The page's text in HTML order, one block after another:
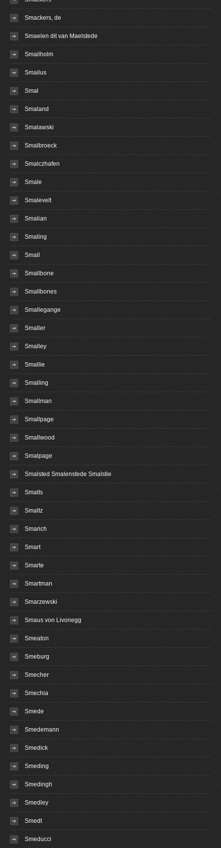
Smackers, de
Smaelen dit van Maelstede
Smailholm
Smailus
Smal
Smaland
Smalawski
Smalbroeck
Smalczhafen
Smale
Smalevelt
Smalian
Smaling
Small
Smallbone
Smallbones
Smallegange
Smaller
Smalley
Smallie
Smalling
Smallman
Smallpage
Smallwood
Smalpage
Smalsted Smalenstede Smalstie
Smalts
Smaltz
Smarich
Smart
Smarte
Smartman
Smarzewski
Smaus von Livonegg
Smeaton
Smeburg
Smecher
Smechia
Smede
Smedemann
Smedick
Smeding
Smedingh
Smedley
Smedt
Smeducci